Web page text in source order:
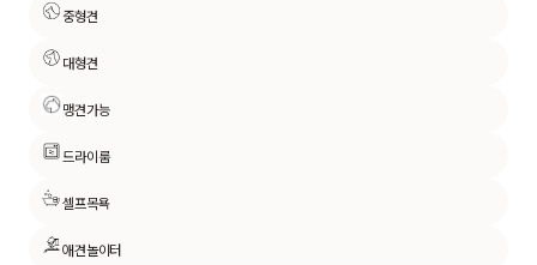
중형견
대형견
맹견가능
드라이룸
셀프목욕
애견놀이터